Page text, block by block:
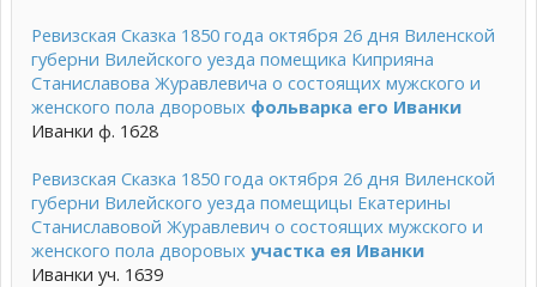
Ревизская Сказка 1850 года октября 26 дня Виленской
губерни Вилейского уезда помещика Киприяна
Станиславова Журавлевича о состоящих мужского и
женского пола дворовых фольварка его Иванки
Иванки ф. 1628
Ревизская Сказка 1850 года октября 26 дня Виленской
губерни Вилейского уезда помещицы Екатерины
Станиславовой Журавлевич о состоящих мужского и
женского пола дворовых участка ея Иванки
Иванки уч. 1639